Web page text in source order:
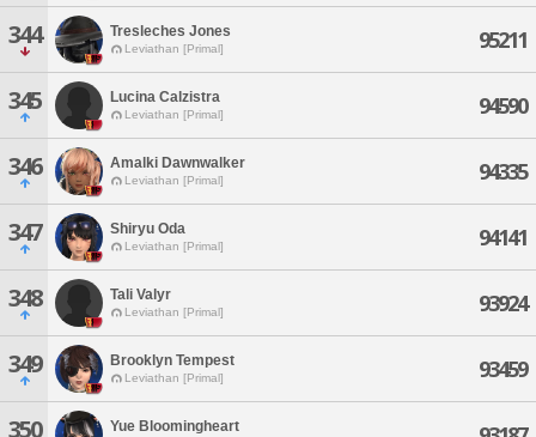
344 Tresleches Jones
Leviathan [Primal] 95211
345 Lucina Calzistra
Leviathan [Primal] 94590
346 Amalki Dawnwalker
Leviathan [Primal] 94335
347 Shiryu Oda
Leviathan [Primal] 94141
348 Tali Valyr
Leviathan [Primal] 93924
349 Brooklyn Tempest
Leviathan [Primal] 93459
350 Yue Bloomingheart